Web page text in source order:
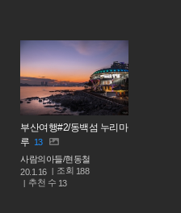
부산여행#2/동백섬 누리마
루 13
사람의아들/현동철
20.1.16
조회 188
추천 수 13